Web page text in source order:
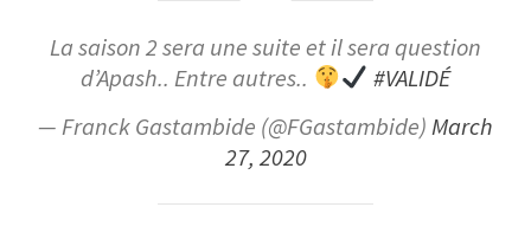
La saison 2 sera une suite et il sera question
d’Apash.. Entre autres..
#VALIDÉ
— Franck Gastambide (@FGastambide)March
27, 2020